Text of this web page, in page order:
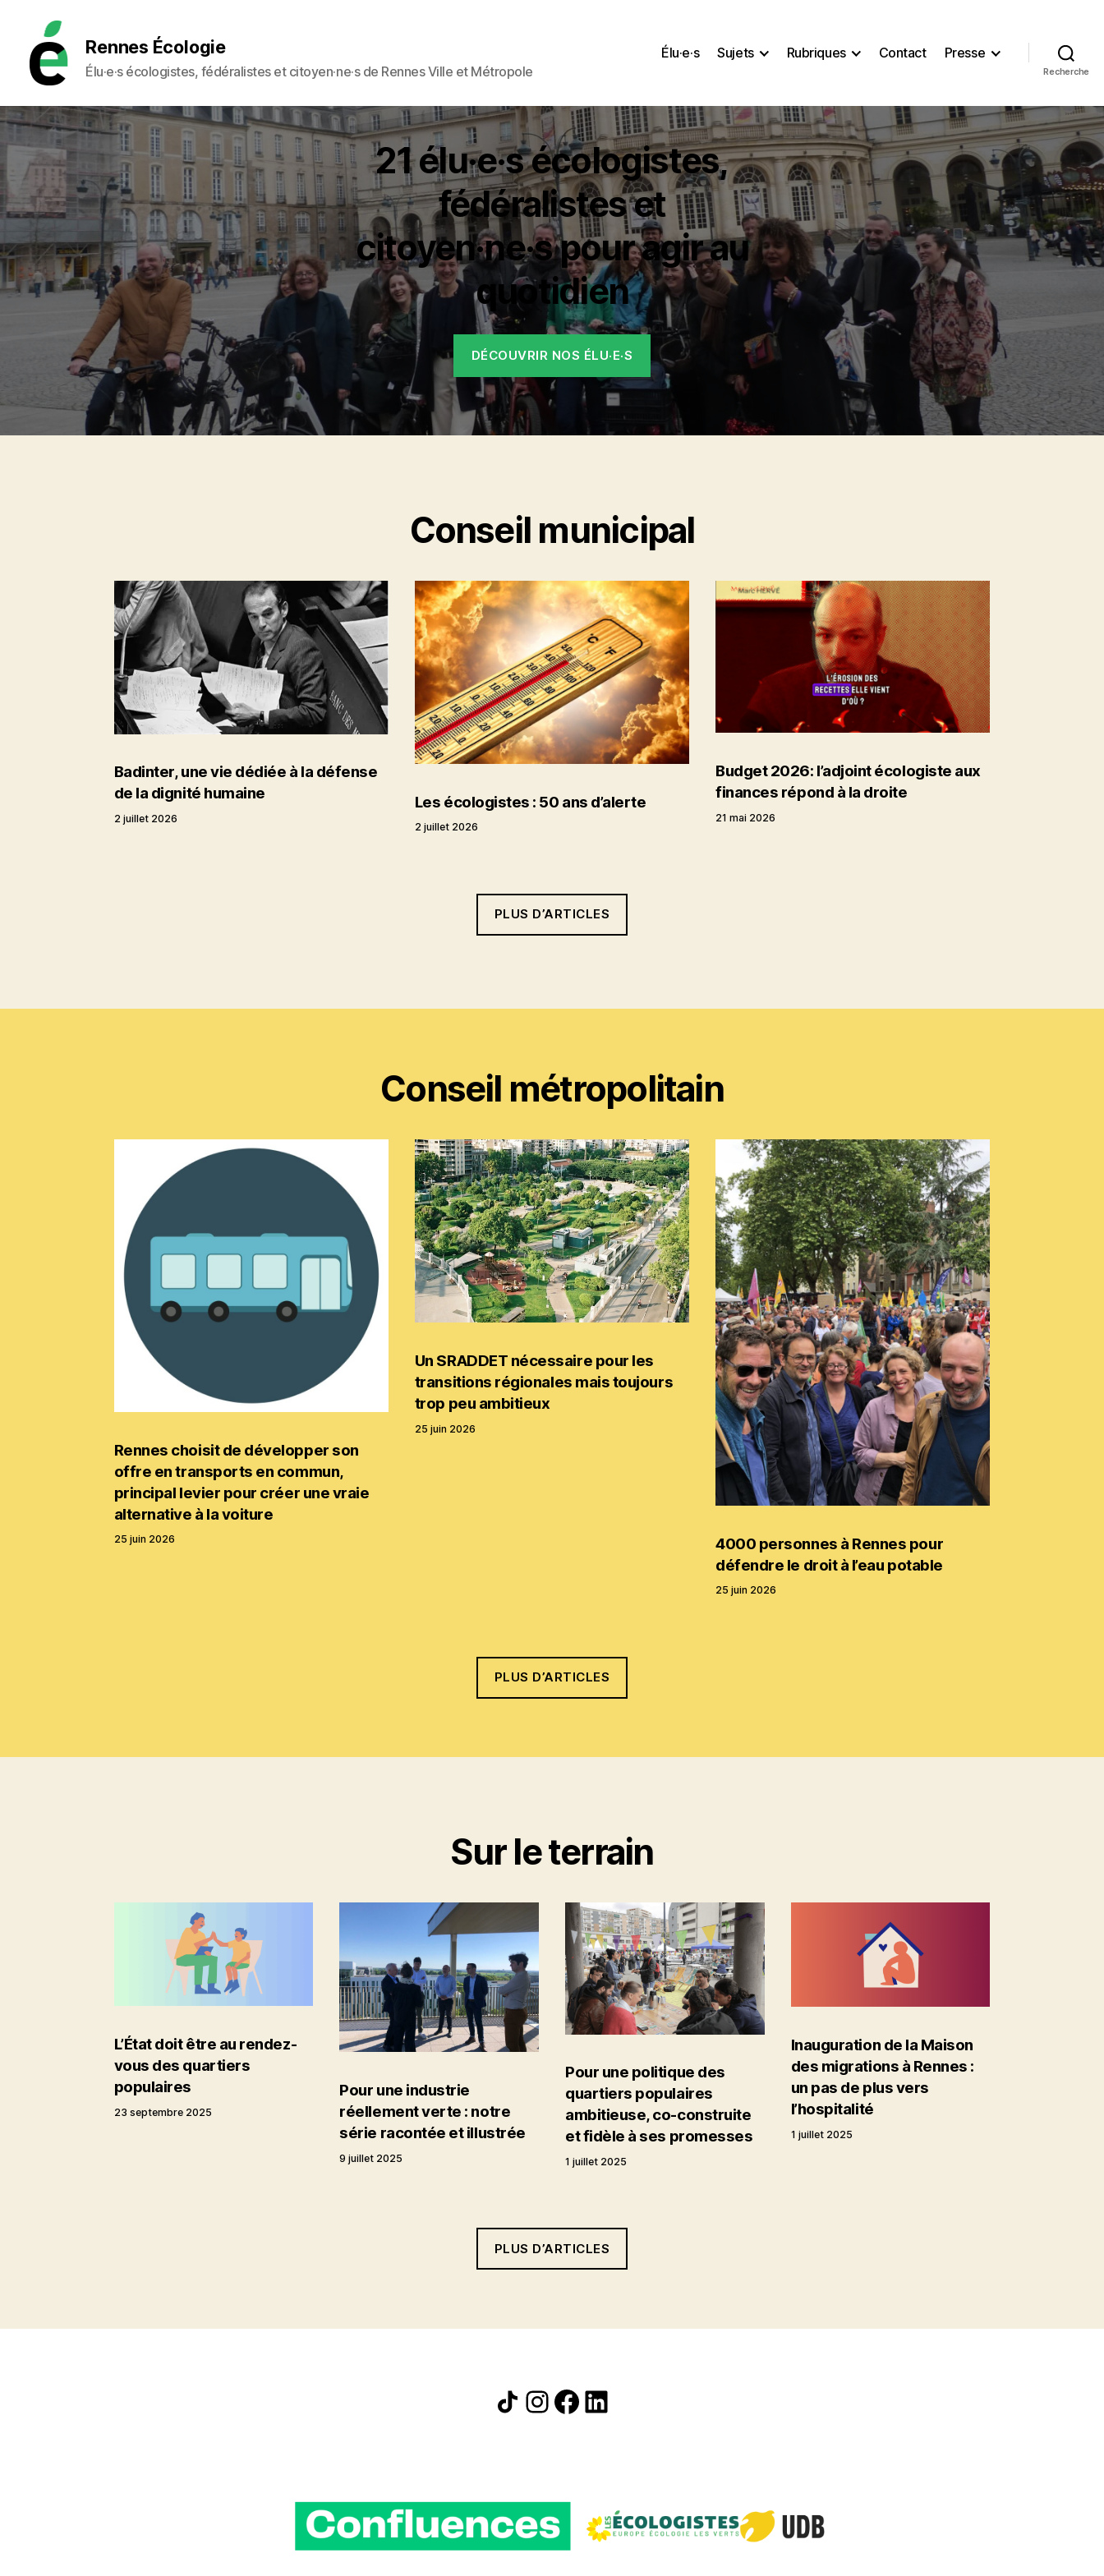
Écologie
Rennes Écologie
Élu·e·s écologistes, fédéralistes et citoyen·ne·s de Rennes Ville et Métropole
Élu·e·s Sujets Rubriques Contact Presse
Recherche
21 élu·e·s écologistes,
fédéralistes et
citoyen·ne·s pour agir au
quotidien
DÉCOUVRIR NOS ÉLU·E·S
Conseil municipal
Badinter, une vie dédiée à la défense
de la dignité humaine
2 juillet 2026
Les écologistes : 50 ans d’alerte
2 juillet 2026
Budget 2026: l’adjoint écologiste aux
finances répond à la droite
21 mai 2026
PLUS D’ARTICLES
Conseil métropolitain
Rennes choisit de développer son
offre en transports en commun,
principal levier pour créer une vraie
alternative à la voiture
25 juin 2026
Un SRADDET nécessaire pour les
transitions régionales mais toujours
trop peu ambitieux
25 juin 2026
4000 personnes à Rennes pour
défendre le droit à l’eau potable
25 juin 2026
PLUS D’ARTICLES
Sur le terrain
L’État doit être au rendez-
vous des quartiers
populaires
23 septembre 2025
Pour une industrie
réellement verte : notre
série racontée et illustrée
9 juillet 2025
Pour une politique des
quartiers populaires
ambitieuse, co-construite
et fidèle à ses promesses
1 juillet 2025
Inauguration de la Maison
des migrations à Rennes :
un pas de plus vers
l’hospitalité
1 juillet 2025
PLUS D’ARTICLES
Icône de partage
Instagram
Facebook
LinkedIn